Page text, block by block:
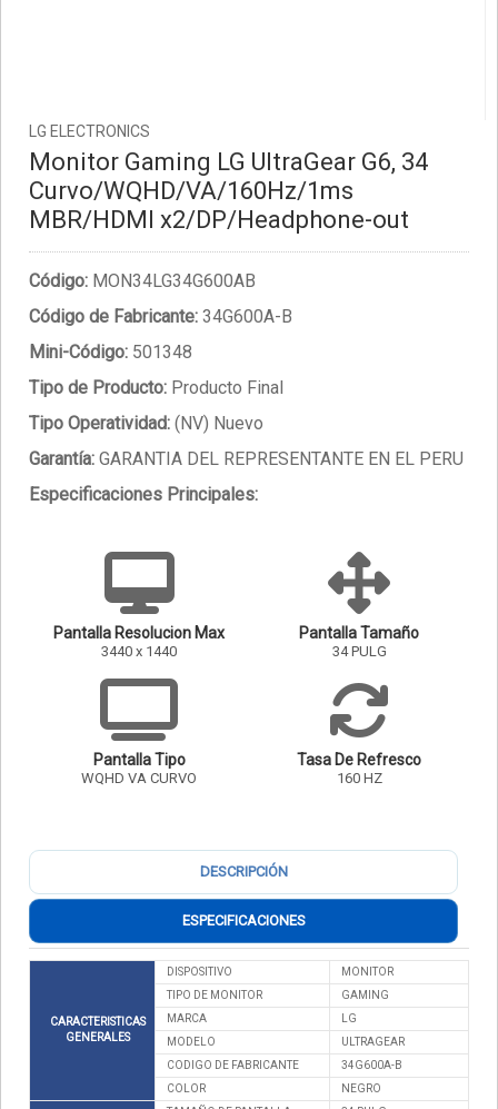
LG ELECTRONICS
Monitor Gaming LG UltraGear G6, 34
Curvo/WQHD/VA/160Hz/1ms
MBR/HDMI x2/DP/Headphone-out
Código: MON34LG34G600AB
Código de Fabricante: 34G600A-B
Mini-Código: 501348
Tipo de Producto: Producto Final
Tipo Operatividad: (NV) Nuevo
Garantía: GARANTIA DEL REPRESENTANTE EN EL PERU
Especificaciones Principales:
Pantalla Resolucion Max
3440 x 1440
Pantalla Tamaño
34 PULG
Pantalla Tipo
WQHD VA CURVO
Tasa De Refresco
160 HZ
DESCRIPCIÓN
ESPECIFICACIONES
CARACTERISTICAS
GENERALES
DISPOSITIVO
MONITOR
TIPO DE MONITOR
GAMING
MARCA
LG
MODELO
ULTRAGEAR
CODIGO DE FABRICANTE
34G600A-B
COLOR
NEGRO